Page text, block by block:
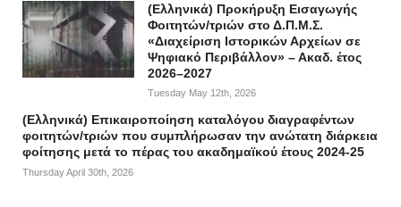
(Ελληνικά) Προκήρυξη Εισαγωγής
Φοιτητών/τριών στο Δ.Π.Μ.Σ.
«Διαχείριση Ιστορικών Αρχείων σε
Ψηφιακό Περιβάλλον» – Ακαδ. έτος
2026–2027
Tuesday May 12th, 2026
(Ελληνικά) Επικαιροποίηση καταλόγου διαγραφέντων
φοιτητών/τριών που συμπλήρωσαν την ανώτατη διάρκεια
φοίτησης μετά το πέρας του ακαδημαϊκού έτους 2024-25
Thursday April 30th, 2026